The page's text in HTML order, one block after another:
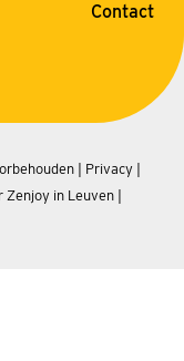
Contact
| Privacy
Zenjoy in Leuven